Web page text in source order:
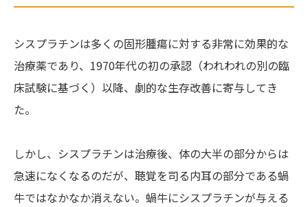
シスプラチンは多くの固形腫瘍に対する非常に効果的な
治療薬であり、1970年代の初の承認（われわれの別の臨
床試験に基づく）以降、劇的な生存改善に寄与してき
た。
しかし、シスプラチンは治療後、体の大半の部分からは
急速になくなるのだが、聴覚を司る内耳の部分である蝸
牛ではなかなか消えない。蝸牛にシスプラチンが与える